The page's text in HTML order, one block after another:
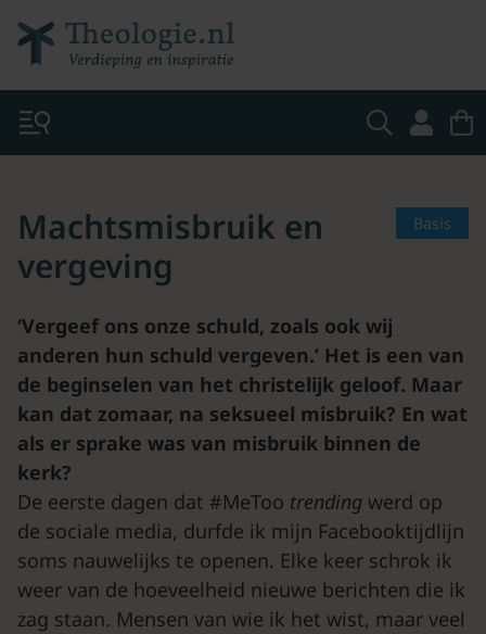
Basis
Machtsmisbruik en
vergeving
‘Vergeef ons onze schuld, zoals ook wij
anderen hun schuld vergeven.’ Het is een van
de beginselen van het christelijk geloof. Maar
kan dat zomaar, na seksueel misbruik? En wat
als er sprake was van misbruik binnen de
kerk?
De eerste dagen dat #MeToo trending werd op
de sociale media, durfde ik mijn Facebooktijdlijn
soms nauwelijks te openen. Elke keer schrok ik
weer van de hoeveelheid nieuwe berichten die ik
zag staan. Mensen van wie ik het wist, maar veel